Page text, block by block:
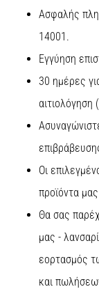
Ασφαλής
14001.
Εγγύηση
30 ημέρες
αιτιολόγηση
Οι
προϊόντα
Θα σας
μας -
εορτασμός
και